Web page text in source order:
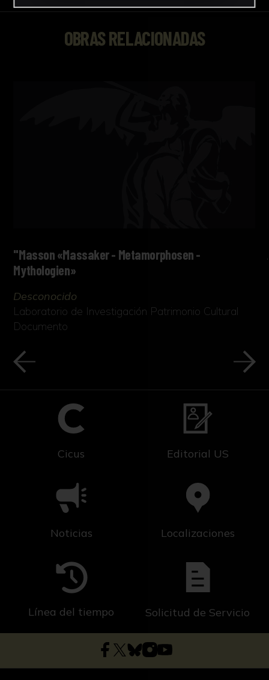
OBRAS RELACIONADAS
"Masson «Massaker - Metamorphosen -
Mythologien»
Desconocido
Laboratorio de Investigación Patrimonio Cultural
Documento
Cicus Editorial US
Noticias Localizaciones
Línea del tiempo Solicitud de Servicio